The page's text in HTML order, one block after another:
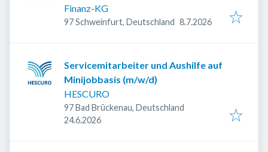
Finanz-KG
97 Schweinfurt, Deutschland Veröffentlicht:
8.7.2026
Servicemitarbeiter und Aushilfe auf
Minijobbasis (m/w/d)
HESCURO
97 Bad Brückenau, Deutschland
Veröffentlicht
24.6.2026